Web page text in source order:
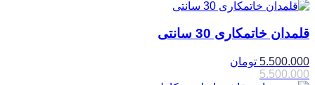
قلمدان خاتمکاری 30 سانتی
5.500.000 تومان
5.500.000